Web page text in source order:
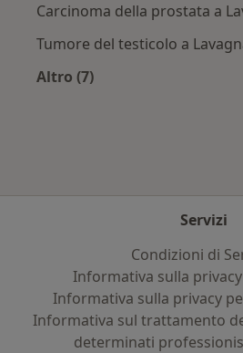
Carcinoma della prostata a
Tumore del testicolo a
Altro (7)
Servizi
Condizioni di
Informativa sulla
Informativa sulla privacy
Informativa sul trattamento
determinati